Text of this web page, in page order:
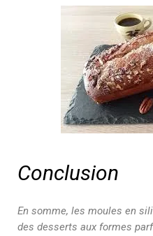
Conclusion
En somme, les moules en
des desserts aux formes